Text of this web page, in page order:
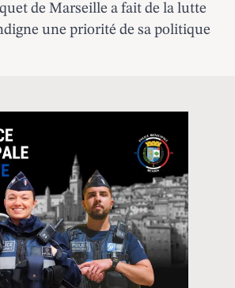
de Marseille a fait de la lutte
une priorité de sa politique